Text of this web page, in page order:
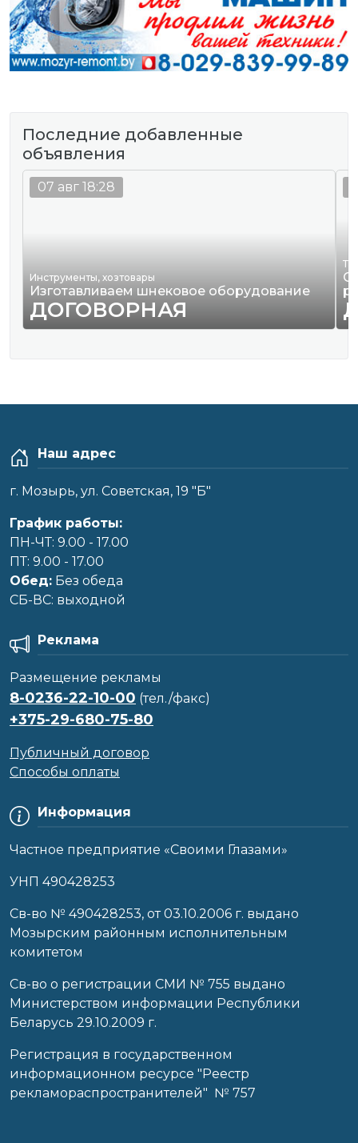
Последние добавленные
объявления
Инструменты, хозтовары
Изготавливаем шнековое оборудование
ДОГОВОРНАЯ
07 авг 18:28
Наш адрес
г. Мозырь, ул. Советская, 19 "Б"
График работы:
ПН-ЧТ: 9.00 - 17.00
ПТ: 9.00 - 17.00
Обед: Без обеда
CБ-ВС: выходной
Информация
Частное предприятие «Своими Глазами»
УНП 490428253
Cв-во № 490428253, от 03.10.2006 г. выдано
Мозырским районным исполнительным
комитетом
Св-во о регистрации СМИ № 755 выдано
Министерством информации Республики
Беларусь 29.10.2009 г.
Регистрация в государственном
информационном ресурсе "Реестр
рекламораспространителей" № 757
Реклама
Размещение рекламы
8-0236-22-10-00 (тел./факс)
+375-29-680-75-80
Публичный договор
Способы оплаты